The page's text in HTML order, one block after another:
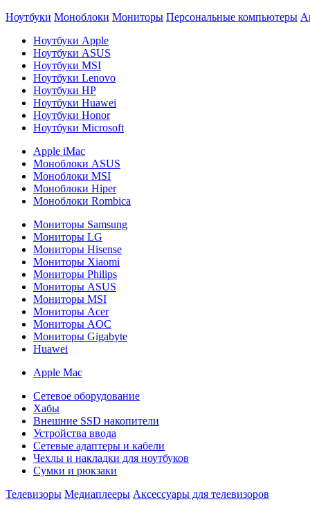
Ноутбуки Моноблоки Мониторы Персональные компьютеры
Ноутбуки Apple
Ноутбуки ASUS
Ноутбуки MSI
Ноутбуки Lenovo
Ноутбуки HP
Ноутбуки Huawei
Ноутбуки Honor
Ноутбуки Microsoft
Apple iMac
Моноблоки ASUS
Моноблоки MSI
Моноблоки Hiper
Моноблоки Rombica
Мониторы Samsung
Мониторы LG
Мониторы Hisense
Мониторы Xiaomi
Мониторы Philips
Мониторы ASUS
Мониторы MSI
Мониторы Acer
Мониторы AOC
Мониторы Gigabyte
Huawei
Apple Mac
Сетевое оборудование
Хабы
Внешние SSD накопители
Устройства ввода
Сетевые адаптеры и кабели
Чехлы и накладки для ноутбуков
Сумки и рюкзаки
Телевизоры Медиаплееры Аксессуары для телевизоров